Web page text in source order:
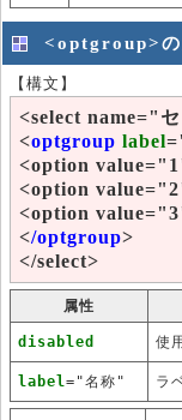
<optgroup>の
【構文】
<select name="
<optgroup label
<option
<option
<option
</optgroup>
</select>
属性
disabled 使
label ="名称" ラ